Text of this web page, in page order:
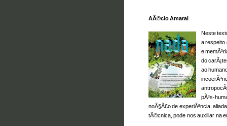
AÃ©cio Amaral
Neste
a respeito
e
do
ao
pÃ³s-
noÃ§Ã£o de experiÃªncia,
tÃ©cnica, pode nos auxiliar na